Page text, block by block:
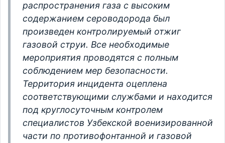
распространения газа с высоким
содержанием сероводорода был
произведен контролируемый отжиг
газовой струи. Все необходимые
мероприятия проводятся с полным
соблюдением мер безопасности.
Территория инцидента оцеплена
соответствующими службами и находится
под круглосуточным контролем
специалистов Узбекской военизированной
части по противофонтанной и газовой